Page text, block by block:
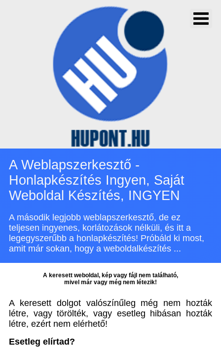
A Weblapszerkesztő -
Honlapkészítés Ingyen, Saját
Weboldal Készítés, INGYEN
A második legjobb weblapszerkesztő, de ez
teljesen ingyenes, korlátozások nélküli, és itt a
legegyszerűbb a honlapkészítés! Próbáld ki most,
amit már sokan, hogy a weboldalkészítés ...
A keresett weboldal, kép vagy fájl nem található,
mivel már vagy még nem létezik!
A keresett dolgot valószínűleg még nem hozták
létre, vagy törölték, vagy esetleg hibásan hozták
létre, ezért nem elérhető!
Esetleg elírtad?